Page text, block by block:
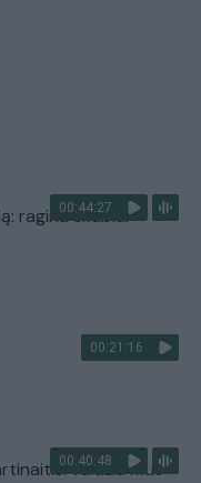
00:44:27
ragina skubiai
00:21:16
00:40:48
valdžia mus